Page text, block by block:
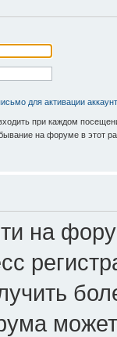
для активации
при каждом
на форуме в этот
на
может